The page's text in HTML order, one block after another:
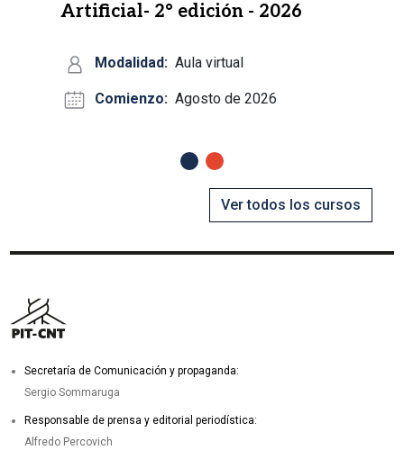
Artificial- 2° edición - 2026
Modalidad: Aula virtual
Comienzo: Agosto de 2026
Ver todos los cursos
Secretaría de Comunicación y propaganda:
Sergio Sommaruga
Responsable de prensa y editorial periodística:
Alfredo Percovich